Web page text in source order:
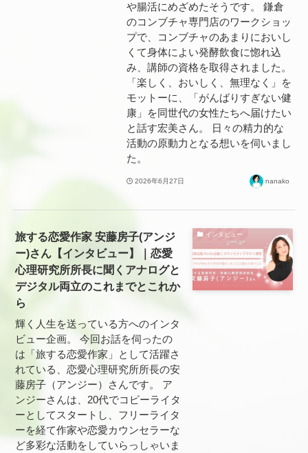
や腸活にめざめたそうです。 鎌倉
のコンブチャ専門店のワークショッ
プで、コンブチャのあまりにおいし
くて身体によい発酵飲食に惚れ込
み、講師の資格を取得されました。
「楽しく、おいしく、無理なく」を
モットーに、「がんばりすぎない健
康」を同世代の女性たちへ届けたい
と話す宏美さん。 日々の精力的な
活動の原動力となる想いを伺いまし
た。
2026年6月27日 nanako
インタビュー
旅する恋愛作家 安藤房子(アンジ
ー)さん【インタビュー】｜恋愛
心理研究所所長に聞くアナログと
デジタル両立のこれまでとこれか
ら
輝く人生を送っている方へのインタ
ビュー企画。 今回お話を伺ったの
は「旅する恋愛作家」として活躍さ
れている、恋愛心理研究所所長の安
藤房子（アンジー）さんです。 ア
ンジーさんは、20代でコピーライタ
ーとしてスタートし、フリーライタ
ーを経て作家や恋愛カウンセラーな
ど多彩な活動をしていらっしゃいま